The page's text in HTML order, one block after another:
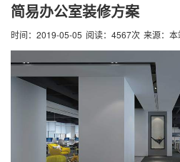
简易办公室装修方案
时间：2019-05-05 阅读：4567次 来源：本